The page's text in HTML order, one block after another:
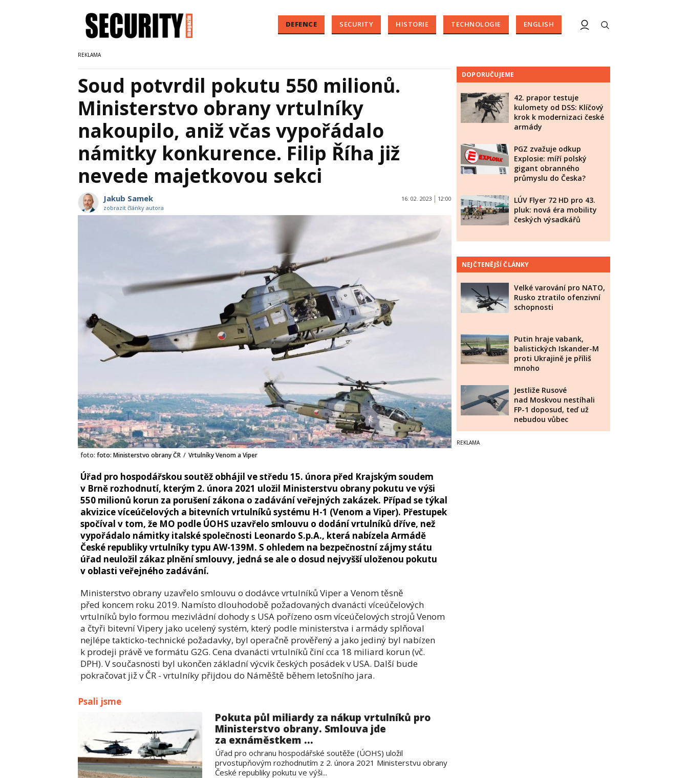
DEFENCE SECURITY HISTORIE TECHNOLOGIE ENGLISH
Soud potvrdil pokutu 550 milionů.
Ministerstvo obrany vrtulníky
nakoupilo, aniž včas vypořádalo
námitky konkurence. Filip Říha již
nevede majetkovou sekci
Jakub Samek
zobrazit články autora
16. 02. 2023 12:00
foto: foto: Ministerstvo obrany ČR / Vrtulníky Venom a Viper
Úřad pro hospodářskou soutěž obhájil ve středu 15. února před Krajským soudem
v Brně rozhodnutí, kterým 2. února 2021 uložil Ministerstvu obrany pokutu ve výši
550 milionů korun za porušení zákona o zadávání veřejných zakázek. Případ se týkal
akvizice víceúčelových a bitevních vrtulníků systému H-1 (Venom a Viper). Přestupek
spočíval v tom, že MO podle ÚOHS uzavřelo smlouvu o dodání vrtulníků dříve, než
vypořádalo námitky italské společnosti Leonardo S.p.A., která nabízela Armádě
České republiky vrtulníky typu AW-139M. S ohledem na bezpečnostní zájmy státu
úřad neuložil zákaz plnění smlouvy, jedná se ale o dosud nejvyšší uloženou pokutu
v oblasti veřejného zadávání.
Ministerstvo obrany uzavřelo smlouvu o dodávce vrtulníků Viper a Venom těsně
před koncem roku 2019. Namísto dlouhodobě požadovaných dvanácti víceúčelových
vrtulníků bylo formou mezivládní dohody s USA pořízeno osm víceúčelových strojů Venom
a čtyři bitevní Vipery jako ucelený systém, který podle ministerstva i armády splňoval
nejlépe takticko-technické požadavky, byl operačně prověřený a jako jediný byl nabízen
k prodeji právě ve formátu G2G. Cena dvanácti vrtulníků činí cca 18 miliard korun (vč.
DPH). V současnosti byl ukončen základní výcvik českých posádek v USA. Další bude
pokračovat již v ČR - vrtulníky přijdou do Náměště během letošního jara.
Psali jsme
Pokuta půl miliardy za nákup vrtulníků pro
Ministerstvo obrany. Smlouva jde
za exnáměstkem ...
Úřad pro ochranu hospodářské soutěže (ÚOHS) uložil
prvostupňovým rozhodnutím z 2. února 2021 Ministerstvu obrany
České republiky pokutu ve výši...
DOPORUČUJEME
42. prapor testuje
kulomety od DSS: Klíčový
krok k modernizaci české
armády
PGZ zvažuje odkup
Explosie: míří polský
gigant obranného
průmyslu do Česka?
LÚV Flyer 72 HD pro 43.
pluk: nová éra mobility
českých výsadkářů
NEJČTENĚJŠÍ ČLÁNKY
Velké varování pro NATO,
Rusko ztratilo ofenzivní
schopnosti
Putin hraje vabank,
balistických Iskander-M
proti Ukrajině je příliš
mnoho
Jestliže Rusové
nad Moskvou nestíhali
FP-1 doposud, teď už
nebudou vůbec